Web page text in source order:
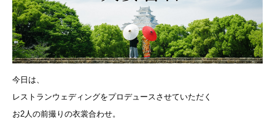
今日は、
レストランウェディングをプロデュースさせていただく
お2人の前撮りの衣裳合わせ。